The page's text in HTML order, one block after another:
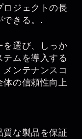
ロジェクトの長
できる。.
を選び、しっか
テムを導入する
ンテナンスコ
の信頼性向上
質な製品を保証